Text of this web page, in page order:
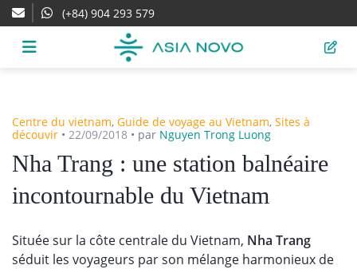
(+84) 904 293 579
Centre du vietnam, Guide de voyage au Vietnam, Sites à
découvir • 22/09/2018 • par Nguyen Trong Luong
Nha Trang : une station balnéaire
incontournable du Vietnam
Située sur la côte centrale du Vietnam, Nha Trang
séduit les voyageurs par son mélange harmonieux de